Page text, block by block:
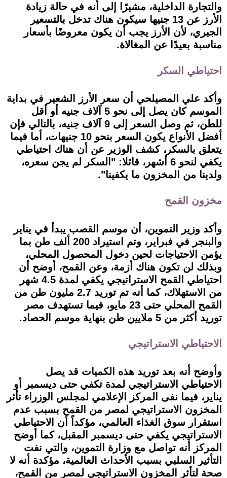
والتجارة الداخلية، مشيرًا إلى أنه في حالة زيادة
الأرز عن 13 جنيها سيكون هناك تدخل بالتسعير
الجبري، لأن الأرز يجب أن يكون معروضًا بأسعار
مناسبة بعيدًا عن المغالاة.
احتياطي السكر
وأكد علي المصيلحي أن سعر الأرز الشعير في بداية
الموسم كان يصل إلى نحو 5 آلاف جنيه أو أقل
للطن، ثم وصل السعر إلى 9 آلاف جنيه، بالتالي فإن
أفضل الأنواع يكون السعر بنحو 10 جنيهات، أما فيما
يتعلق بالسكر، كشف الوزير عن أن هناك احتياطي
يكفي لنحو 6 أشهر، قائلا: "السكر لم يجن سعره،
ولدينا من المخزون ما يكفينا".
مخزون القمح
وأكد وزير التموين، أن موسم القصب يبدأ في يناير
والبنجر في فبراير، وتم استيراد 200 ألف طن بما
يؤمن الاحتياجات لحين دخول المحصول المحلي،
وبذلك لن تكون هناك أزمة، وعن القمح، أوضح أن
احتياطي القمح الاستراتيجي يكفي لمدة 4.5 شهر
من الاستهلاك، كما أنه تم توريد 2.7 مليون طن من
القمح المحلي حتى 23 مايو، فيما تستهدف مصر
توريد أكثر من 5 ملايين طن بنهاية موسم الحصاد.
الاحتياطي الاستراتيجي
وأوضح أنه بعد توريد هذه الكميات قد يصل
الاحتياطي الاستراتيجي لمدة تكفي حتى ديسمبر أو
يناير، فيما نفى المركز الإعلامي لمجلس الوزراء تأثر
المخزون الاستراتيجي لمصر من القمح بسبب عدم
استقرار سوق الغذاء العالمي، مؤكداً أن الاحتياطي
الاستراتيجي يكفي حتى ديسمبر المقبل، كما أوضح
المركز أنه تواصل مع وزارة التموين، والتي نفت
التأثير السلبي بسبب الأحداث العالمية، مؤكدة أنه لا
صحة لتأثر المخزون الاستراتيجي لمصر من القمح،